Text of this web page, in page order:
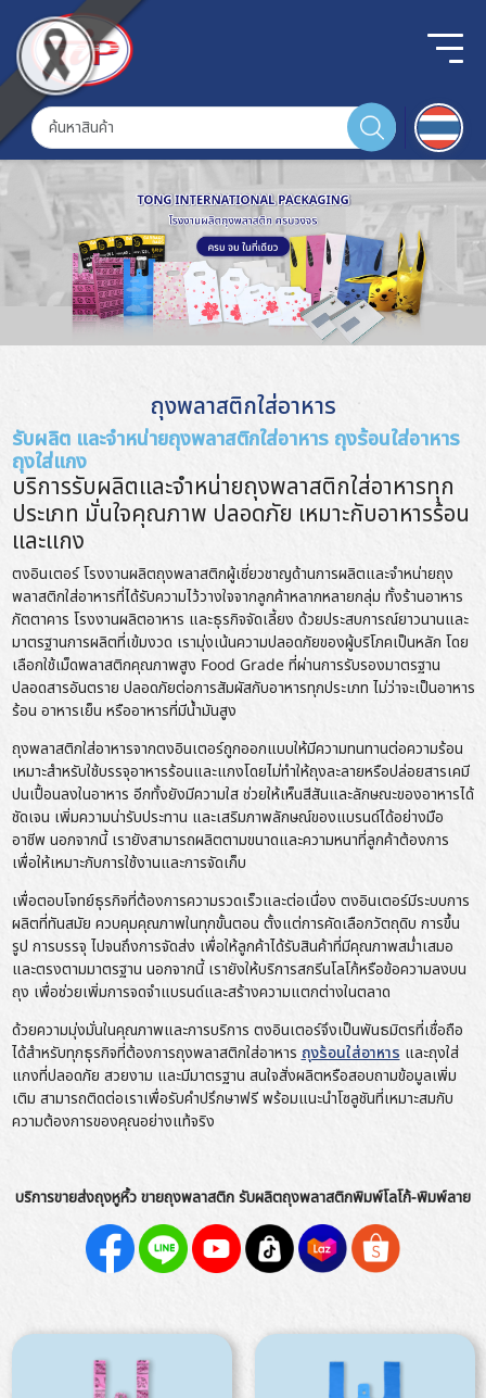
ถุงพลาสติกใส่อาหาร
รับผลิต และจำหน่ายถุงพลาสติกใส่อาหาร ถุงร้อนใส่อาหาร
ถุงใส่แกง
บริการรับผลิตและจำหน่ายถุงพลาสติกใส่อาหารทุก
ประเภท มั่นใจคุณภาพ ปลอดภัย เหมาะกับอาหารร้อน
และแกง
ตงอินเตอร์ โรงงานผลิตถุงพลาสติกผู้เชี่ยวชาญด้านการผลิตและจำหน่ายถุง
พลาสติกใส่อาหารที่ได้รับความไว้วางใจจากลูกค้าหลากหลายกลุ่ม ทั้งร้านอาหาร
ภัตตาคาร โรงงานผลิตอาหาร และธุรกิจจัดเลี้ยง ด้วยประสบการณ์ยาวนานและ
มาตรฐานการผลิตที่เข้มงวด เรามุ่งเน้นความปลอดภัยของผู้บริโภคเป็นหลัก โดย
เลือกใช้เม็ดพลาสติกคุณภาพสูง Food Grade ที่ผ่านการรับรองมาตรฐาน
ปลอดสารอันตราย ปลอดภัยต่อการสัมผัสกับอาหารทุกประเภท ไม่ว่าจะเป็นอาหาร
ร้อน อาหารเย็น หรืออาหารที่มีน้ำมันสูง
ถุงพลาสติกใส่อาหารจากตงอินเตอร์ถูกออกแบบให้มีความทนทานต่อความร้อน
เหมาะสำหรับใช้บรรจุอาหารร้อนและแกงโดยไม่ทำให้ถุงละลายหรือปล่อยสารเคมี
ปนเปื้อนลงในอาหาร อีกทั้งยังมีความใส ช่วยให้เห็นสีสันและลักษณะของอาหารได้
ชัดเจน เพิ่มความน่ารับประทาน และเสริมภาพลักษณ์ของแบรนด์ได้อย่างมือ
อาชีพ นอกจากนี้ เรายังสามารถผลิตตามขนาดและความหนาที่ลูกค้าต้องการ
เพื่อให้เหมาะกับการใช้งานและการจัดเก็บ
เพื่อตอบโจทย์ธุรกิจที่ต้องการความรวดเร็วและต่อเนื่อง ตงอินเตอร์มีระบบการ
ผลิตที่ทันสมัย ควบคุมคุณภาพในทุกขั้นตอน ตั้งแต่การคัดเลือกวัตถุดิบ การขึ้น
รูป การบรรจุ ไปจนถึงการจัดส่ง เพื่อให้ลูกค้าได้รับสินค้าที่มีคุณภาพสม่ำเสมอ
และตรงตามมาตรฐาน นอกจากนี้ เรายังให้บริการสกรีนโลโก้หรือข้อความลงบน
ถุง เพื่อช่วยเพิ่มการจดจำแบรนด์และสร้างความแตกต่างในตลาด
ด้วยความมุ่งมั่นในคุณภาพและการบริการ ตงอินเตอร์จึงเป็นพันธมิตรที่เชื่อถือ
ได้สำหรับทุกธุรกิจที่ต้องการถุงพลาสติกใส่อาหารถุงร้อนใส่อาหารและถุงใส่
แกงที่ปลอดภัย สวยงาม และมีมาตรฐาน สนใจสั่งผลิตหรือสอบถามข้อมูลเพิ่ม
เติม สามารถติดต่อเราเพื่อรับคำปรึกษาฟรี พร้อมแนะนำโซลูชันที่เหมาะสมกับ
ความต้องการของคุณอย่างแท้จริง
บริการขายส่งถุงหูหิ้ว ขายถุงพลาสติก รับผลิตถุงพลาสติกพิมพ์โลโก้-พิมพ์ลาย